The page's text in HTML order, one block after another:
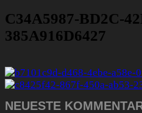
C34A5987-BD2C-
385A916D6427
NEUESTE